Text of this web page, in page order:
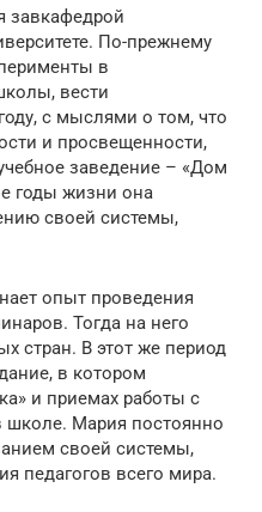
завкафедрой
По-прежнему
в
вести
с мыслями о том, что
и просвещенности,
заведение – «Дом
годы жизни она
своей системы,
опыт проведения
Тогда на него
стран. В этот же период
в котором
и приемах работы с
школе. Мария постоянно
своей системы,
педагогов всего мира.